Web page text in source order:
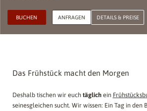
BUCHEN ANFRAGEN DETAILS & PREISE
Das Frühstück macht den Morgen
Deshalb tischen wir euch täglichein
seinesgleichen sucht. Wir wissen: Ein Tag in den